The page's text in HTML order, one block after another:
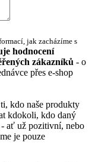
jak zacházíme s
hodnocení
zákazníků - o
přes e-shop
kdo naše produkty
kdokoli, kdo daný
- ať už pozitivní, nebo
je pouze